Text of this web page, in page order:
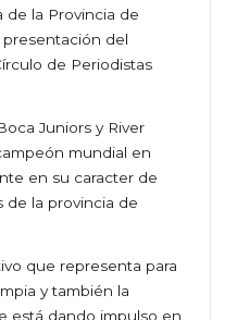
de la Provincia de
presentación del
de Periodistas
Juniors y River
mundial en
en su caracter de
la provincia de
que representa para
y también la
está dando impulso en